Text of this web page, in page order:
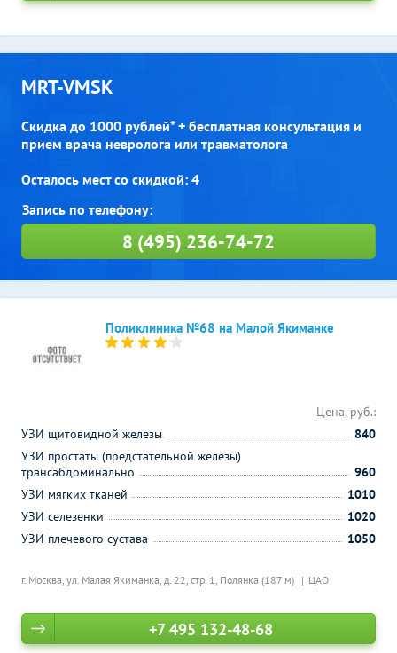
MRT-VMSK
Скидка до 1000 рублей* + бесплатная консультация и
прием врача невролога или травматолога
Осталось мест со скидкой: 4
8 (495) 236-74-72
Поликлиника №68 на Малой Якиманке
г. Москва, ул. Малая Якиманка, д. 22, стр. 1, Полянка (187 м) ЦАО
Цена, руб.:
УЗИ щитовидной железы
840
УЗИ простаты (предстательной железы)
трансабдоминально
960
УЗИ мягких тканей
1010
УЗИ селезенки
1020
УЗИ плечевого сустава
1050
+7 495 132-48-68